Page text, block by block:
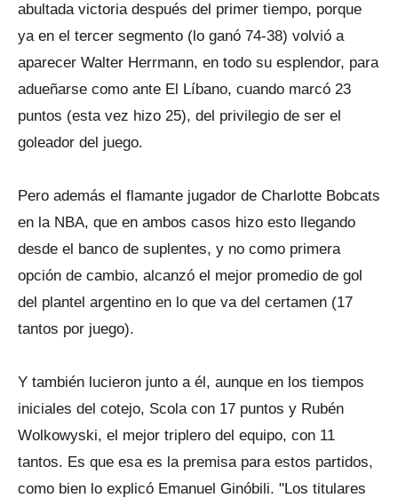
abultada victoria después del primer tiempo, porque
ya en el tercer segmento (lo ganó 74-38) volvió a
aparecer Walter Herrmann, en todo su esplendor, para
adueñarse como ante El Líbano, cuando marcó 23
puntos (esta vez hizo 25), del privilegio de ser el
goleador del juego.
Pero además el flamante jugador de Charlotte Bobcats
en la NBA, que en ambos casos hizo esto llegando
desde el banco de suplentes, y no como primera
opción de cambio, alcanzó el mejor promedio de gol
del plantel argentino en lo que va del certamen (17
tantos por juego).
Y también lucieron junto a él, aunque en los tiempos
iniciales del cotejo, Scola con 17 puntos y Rubén
Wolkowyski, el mejor triplero del equipo, con 11
tantos. Es que esa es la premisa para estos partidos,
como bien lo explicó Emanuel Ginóbili. "Los titulares